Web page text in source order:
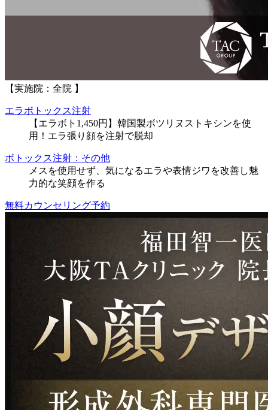
【実施院：全院 】
エラボトックス注射
【エラボト1,450円】韓国製ボツリヌストキシンを使
用！エラ張り顔を注射で脱却
ボトックス注射：その他
メスを使用せず、気になるエラや表情ジワを改善し魅
力的な笑顔を作る
無料カウンセリング予約